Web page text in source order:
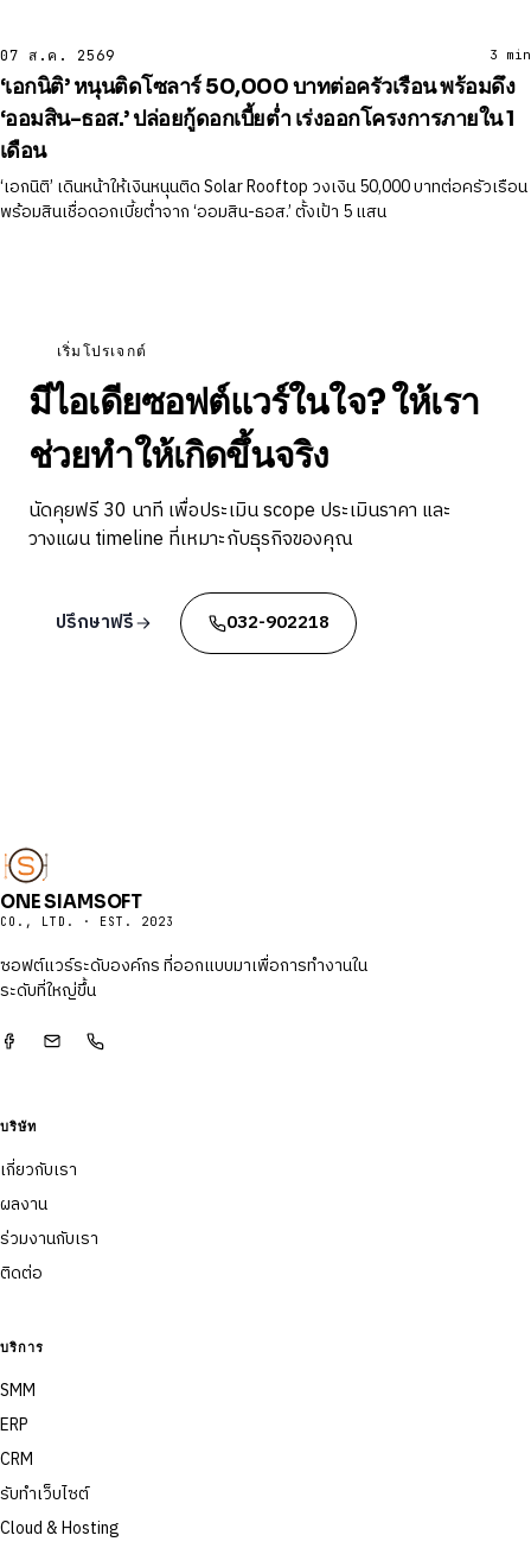
07 ส.ค. 2569
‘เอกนิติ’ หนุนติดโซลาร์ 50,000 บาทต่อครัวเรือน พร้อมดึง
‘ออมสิน-ธอส.’ ปล่อยกู้ดอกเบี้ยต่ำ เร่งออกโครงการภายใน 1
เดือน
‘เอกนิติ’ เดินหน้าให้เงินหนุนติด Solar Rooftop วงเงิน 50,000 บาทต่อครัวเรือน
พร้อมสินเชื่อดอกเบี้ยต่ำจาก ‘ออมสิน-ธอส.’ ตั้งเป้า 5 แสน
3 min
เริ่มโปรเจกต์
มีไอเดียซอฟต์แวร์ในใจ? ให้เรา
ช่วยทำให้เกิดขึ้นจริง
นัดคุยฟรี 30 นาที เพื่อประเมิน scope ประเมินราคา และ
วางแผน timeline ที่เหมาะกับธุรกิจของคุณ
ปรึกษาฟรี 032-902218
ONE SIAMSOFT
CO., LTD. · EST. 2023
ซอฟต์แวร์ระดับองค์กร ที่ออกแบบมาเพื่อการทำงานใน
ระดับที่ใหญ่ขึ้น
บริษัท
เกี่ยวกับเรา
ผลงาน
ร่วมงานกับเรา
ติดต่อ
บริการ
SMM
ERP
CRM
รับทำเว็บไซต์
Cloud & Hosting